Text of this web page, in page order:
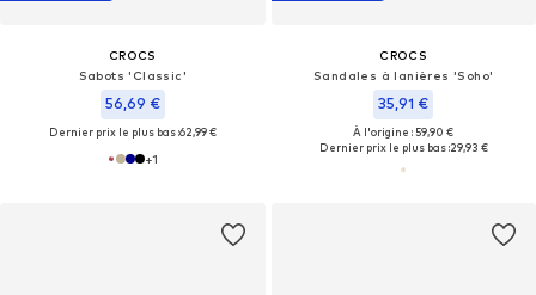
CROCS
Sabots 'Classic'
56,69 €
Dernier prix le plus bas :62,99 €
+1
CROCS
Sandales à lanières 'Soho'
35,91 €
À l'origine : 59,90 €
Dernier prix le plus bas :29,93 €